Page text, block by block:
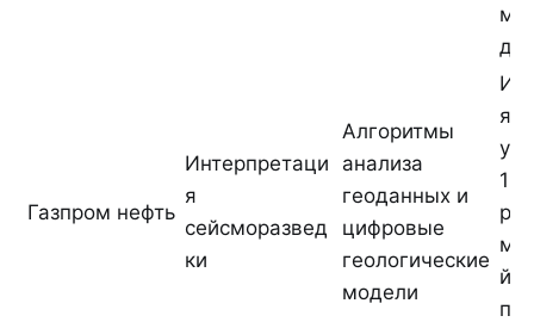
до
Газпром нефть
Интерпретаци
я
сейсморазвед
ки
Алгоритмы
анализа
геоданных и
цифровые
геологические
модели
я
й